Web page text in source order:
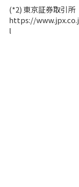
(*2) 東京証券取引所
https://
l
法